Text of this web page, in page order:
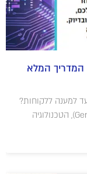
המלא
למענה ללקוחות?